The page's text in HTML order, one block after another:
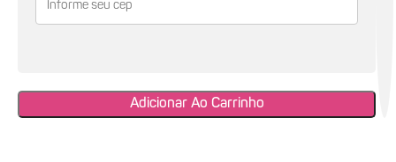
Adicionar Ao Carrinho